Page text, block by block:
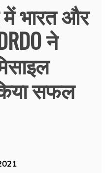
भारत और
ने
सफल